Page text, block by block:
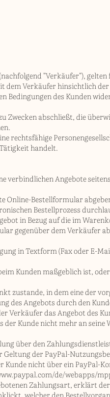
"Verkäufer"),
dem Verkäufer hinsichtlich
des Kunden
Zwecken abschließt, die
rechtsfähige
handelt.
verbindlichen Angebote
Online-Bestellformular
Bestellprozess
in Bezug auf die im
gegenüber dem Verkäufer
in Textform (Fax oder E-
Kunden maßgeblich ist, oder
zustande, in dem eine der
des Angebots durch den
Verkäufer das Angebot des
der Kunde nicht mehr an
über den
Geltung der PayPal-
Kunde nicht über ein PayPal-
de/webapps/
Zahlungsart, erklärt